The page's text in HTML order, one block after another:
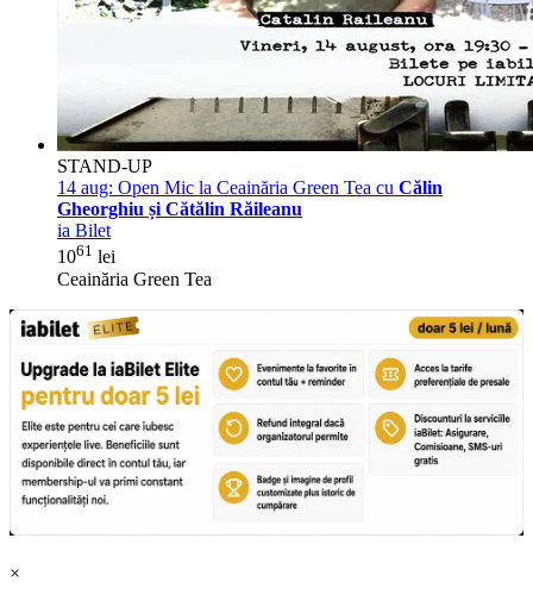
STAND-UP
14 aug: Open Mic la Ceainăria Green Tea cu Călin
Gheorghiu și Cătălin Răileanu
ia Bilet
1061 lei
Ceainăria Green Tea
×